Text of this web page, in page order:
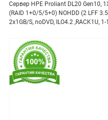
Сервер HPE Proliant DL20 Gen10,
(RAID 1+0/5/5+0) NOHDD (2 LFF
2x1GB/S, noDVD, ILO4.2 ,RACK1U, 1-